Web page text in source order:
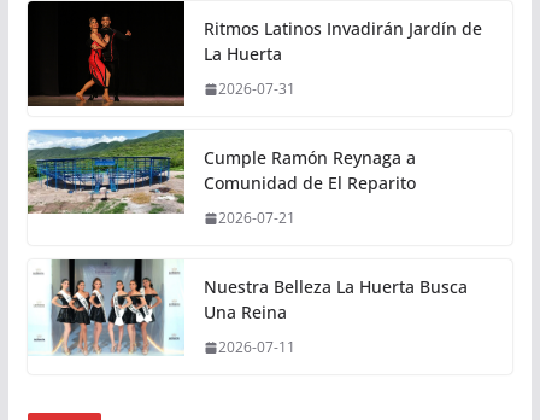
Ritmos Latinos Invadirán Jardín de
La Huerta
2026-07-31
Cumple Ramón Reynaga a
Comunidad de El Reparito
2026-07-21
Nuestra Belleza La Huerta Busca
Una Reina
2026-07-11